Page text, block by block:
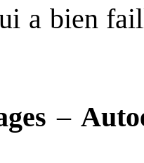
a bien
–